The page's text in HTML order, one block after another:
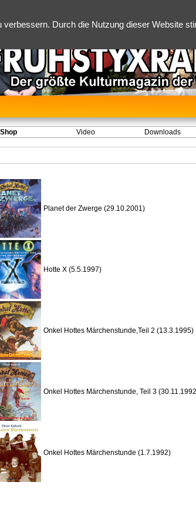
Durch die Nutzung dieser Website
Shop Video Downloads
Planet der Zwerge (29.10.2001)
Hotte X (5.5.1997)
Onkel Hottes Märchenstunde,Teil 2 (13.3.1995)
Onkel Hottes Märchenstunde, Teil 3
Onkel Hottes Märchenstunde (1.7.1992)